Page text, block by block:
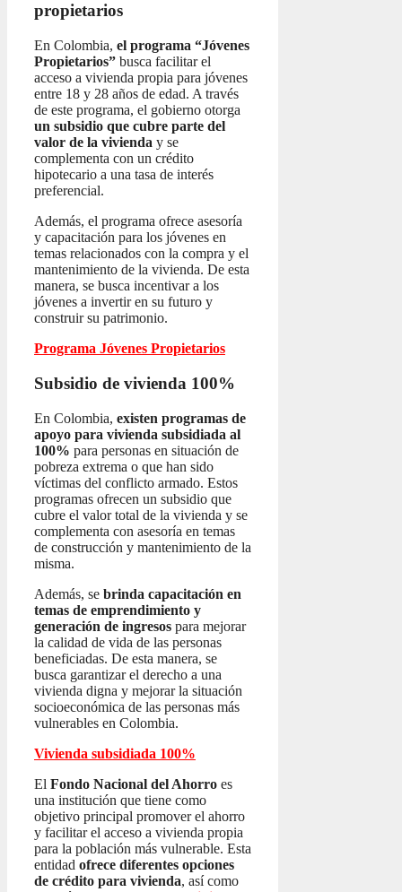
propietarios
En Colombia, el programa “Jóvenes
Propietarios” busca facilitar el
acceso a vivienda propia para jóvenes
entre 18 y 28 años de edad. A través
de este programa, el gobierno otorga
un subsidio que cubre parte del
valor de la vivienda y se
complementa con un crédito
hipotecario a una tasa de interés
preferencial.
Además, el programa ofrece asesoría
y capacitación para los jóvenes en
temas relacionados con la compra y el
mantenimiento de la vivienda. De esta
manera, se busca incentivar a los
jóvenes a invertir en su futuro y
construir su patrimonio.
Programa Jóvenes Propietarios
Subsidio de vivienda 100%
En Colombia, existen programas de
apoyo para vivienda subsidiada al
100% para personas en situación de
pobreza extrema o que han sido
víctimas del conflicto armado. Estos
programas ofrecen un subsidio que
cubre el valor total de la vivienda y se
complementa con asesoría en temas
de construcción y mantenimiento de la
misma.
Además, se brinda capacitación en
temas de emprendimiento y
generación de ingresos para mejorar
la calidad de vida de las personas
beneficiadas. De esta manera, se
busca garantizar el derecho a una
vivienda digna y mejorar la situación
socioeconómica de las personas más
vulnerables en Colombia.
Vivienda subsidiada 100%
El Fondo Nacional del Ahorro es
una institución que tiene como
objetivo principal promover el ahorro
y facilitar el acceso a vivienda propia
para la población más vulnerable. Esta
entidad ofrece diferentes opciones
de crédito para vivienda, así como